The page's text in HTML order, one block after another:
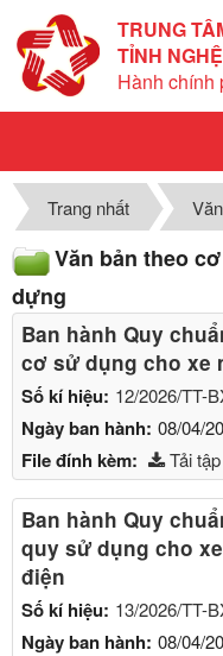
TRUNG
TỈNH
Hành chính
Trang nhất
Văn bản theo
dựng
Ban hành Quy
cơ sử dụng cho xe
Số kí hiệu: 12/2026/TT-
Ngày ban hành: 08/04/
File đính kèm: Tải
Ban hành Quy
quy sử dụng cho
điện
Số kí hiệu: 13/2026/TT-
Ngày ban hành: 08/04/